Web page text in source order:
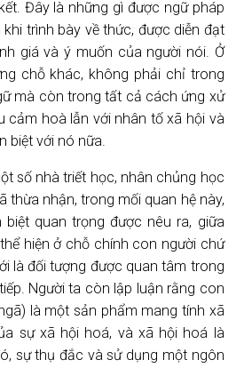
Đây là những gì được ngữ pháp
trình bày về thức, được diễn đạt
giá và ý muốn của người nói. Ở
chỗ khác, không phải chỉ trong
mà còn trong tất cả cách ứng xử
cảm hoà lẫn với nhân tố xã hội và
biệt với nó nữa.
số nhà triết học, nhân chủng học
thừa nhận, trong mối quan hệ này,
quan trọng được nêu ra, giữa
hiện ở chỗ chính con người chứ
là đối tượng được quan tâm trong
Người ta còn lập luận rằng con
là một sản phẩm mang tính xã
sự xã hội hoá, và xã hội hoá là
sự thụ đắc và sử dụng một ngôn